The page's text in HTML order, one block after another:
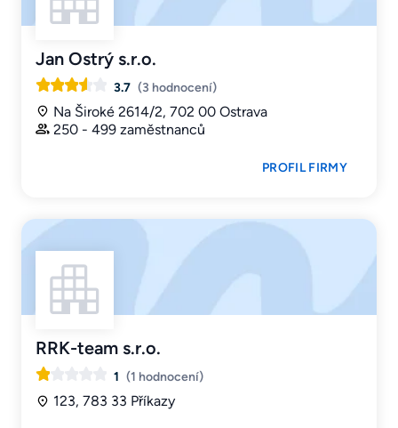
Jan Ostrý s.r.o.
3.7 (3 hodnocení)
Na Široké 2614/2, 702 00 Ostrava
250 - 499 zaměstnanců
PROFIL FIRMY
RRK-team s.r.o.
1 (1 hodnocení)
123, 783 33 Příkazy